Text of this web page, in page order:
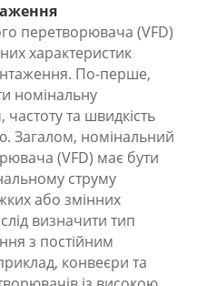
перетворювача (VFD)
характеристик
По-перше,
номінальну
частоту та швидкість
Загалом, номінальний
(VFD) має бути
струму
або змінних
визначити тип
з постійним
конвеєри та